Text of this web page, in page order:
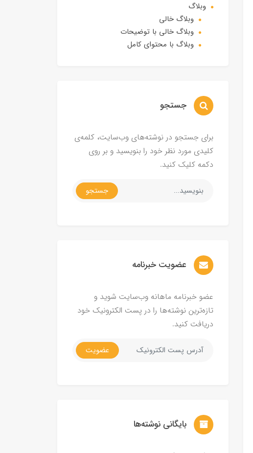
وبلاگ
وبلاگ خالی
وبلاگ خالی با توضیحات
وبلاگ با محتوای کامل
جستجو
برای جستجو در نوشته‌های وب‌سایت، کلمه‌ی
کلیدی مورد نظر خود را بنویسید و بر روی
دکمه کلیک کنید.
جستجو
عضویت خبرنامه
عضو خبرنامه ماهانه وب‌سایت شوید و
تازه‌ترین نوشته‌ها را در پست الکترونیک خود
دریافت کنید.
عضویت
بایگانی نوشته‌ها